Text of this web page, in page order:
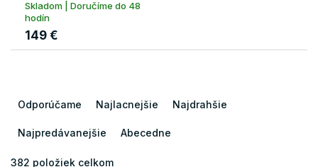
Skladom | Doručíme do 48
hodín
149 €
Odporúčame Najlacnejšie Najdrahšie
Najpredávanejšie Abecedne
382 položiek celkom